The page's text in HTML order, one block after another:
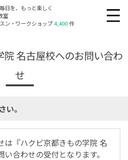
日を、もっと楽しく
室
ン・ワークショップ4,400件
名古屋校へのお問い合わ
せ
い。
は『ハクビ京都きもの学院 名
合わせの受付となります。